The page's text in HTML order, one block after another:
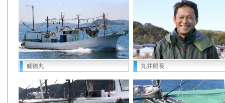
威徳丸 丸井船長